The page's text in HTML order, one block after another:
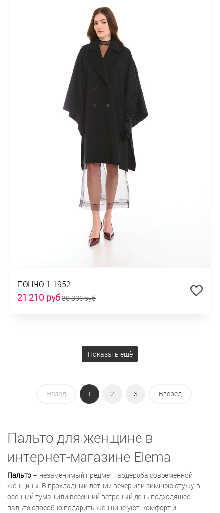
ПОНЧО 1-1952
21 210 руб30 300 руб
Показать ещё
Назад 1 2 3 Вперед
Пальто для женщине в
интернет-магазине Elema
Пальто – незаменимый предмет гардероба современной
женщины. В прохладный летний вечер или зимнюю стужу, в
осенний туман или весенний ветреный день подходящее
пальто способно подарить женщине уют, комфорт и